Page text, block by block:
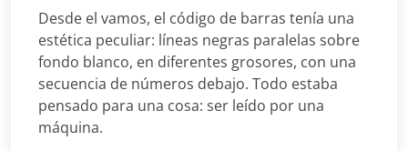
Desde el vamos, el código de barras tenía una
estética peculiar: líneas negras paralelas sobre
fondo blanco, en diferentes grosores, con una
secuencia de números debajo. Todo estaba
pensado para una cosa: ser leído por una
máquina.